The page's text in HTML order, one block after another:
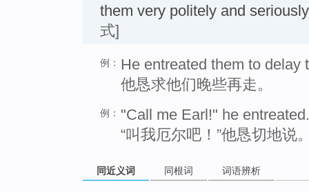
them very politely and
式]
例： He entreated them to delay
他恳求他们晚些再走。
例： "Call me Earl!" he entreated.
“叫我厄尔吧！”他恳切地说
同近义词 同根词 词语辨析